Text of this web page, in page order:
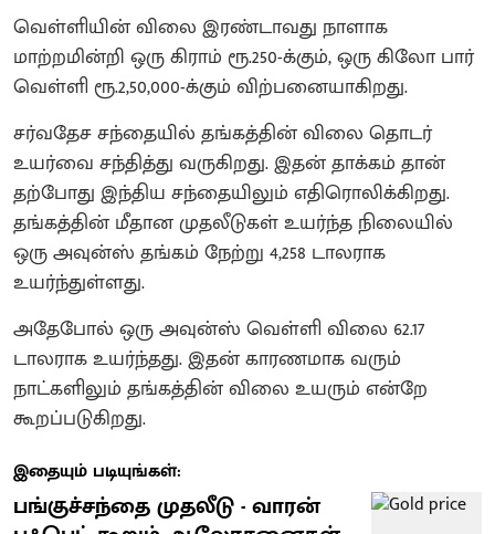
வெள்ளியின் விலை இரண்டாவது நாளாக
மாற்றமின்றி ஒரு கிராம் ரூ.250-க்கும், ஒரு கிலோ பார்
வெள்ளி ரூ.2,50,000-க்கும் விற்பனையாகிறது.
சர்வதேச சந்தையில் தங்கத்தின் விலை தொடர்
உயர்வை சந்தித்து வருகிறது. இதன் தாக்கம் தான்
தற்போது இந்திய சந்தையிலும் எதிரொலிக்கிறது.
தங்கத்தின் மீதான முதலீடுகள் உயர்ந்த நிலையில்
ஒரு அவுன்ஸ் தங்கம் நேற்று 4,258 டாலராக
உயர்ந்துள்ளது.
அதேபோல் ஒரு அவுன்ஸ் வெள்ளி விலை 62.17
டாலராக உயர்ந்தது. இதன் காரணமாக வரும்
நாட்களிலும் தங்கத்தின் விலை உயரும் என்றே
கூறப்படுகிறது.
இதையும் படியுங்கள்:
பங்குச்சந்தை முதலீடு - வாரன்